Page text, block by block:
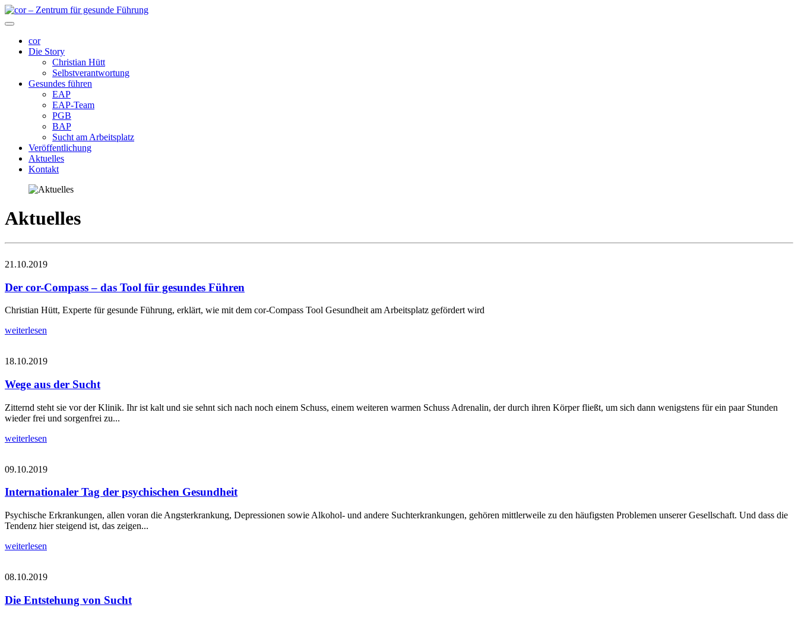
cor
Die Story
Christian Hütt
Selbstverantwortung
Gesundes führen
EAP
EAP-Team
PGB
BAP
Sucht am Arbeitsplatz
Veröffentlichung
Aktuelles
Kontakt
Aktuelles
21.10.2019
Der cor-Compass – das Tool für gesundes Führen
Christian Hütt, Experte für gesunde Führung, erklärt, wie mit dem cor-Compass Tool Gesundheit am Arbeitsplatz gefördert wird
weiterlesen
18.10.2019
Wege aus der Sucht
Zitternd steht sie vor der Klinik. Ihr ist kalt und sie sehnt sich nach noch einem Schuss, einem weiteren warmen Schuss Adrenalin, der durch ihren Körper fließt, um sich dann wenigstens für ein paar Stunden
wieder frei und sorgenfrei zu...
weiterlesen
09.10.2019
Internationaler Tag der psychischen Gesundheit
Psychische Erkrankungen, allen voran die Angsterkrankung, Depressionen sowie Alkohol- und andere Suchterkrankungen, gehören mittlerweile zu den häufigsten Problemen unserer Gesellschaft. Und dass die
Tendenz hier steigend ist, das zeigen...
weiterlesen
08.10.2019
Die Entstehung von Sucht